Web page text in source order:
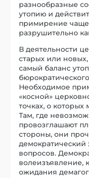
разнообразные
утопию и
примирение чаще
разрушительно
В деятельности
старых или
самый баланс
Необходимое
«косной»
точках, о
Там, где
провозглашают
стороны, они
демократический
вопросов.
волеизъявление,
ожидания